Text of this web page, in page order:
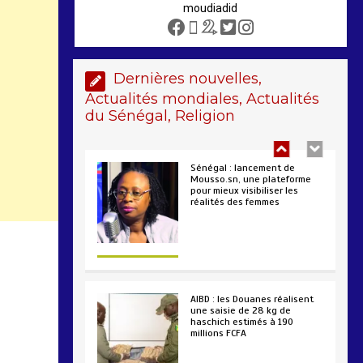
moudiadid
Dernières nouvelles,
Actualités mondiales, Actualités
du Sénégal, Religion
Sénégal : lancement de
Mousso.sn, une plateforme
réalités des femmes
4 min 192
AIBD : les Douanes réalisent
une saisie de 28 kg de
haschich estimés à 190
Arrestation d’un
ressortissant sénégalais au
Maroc : mandat international